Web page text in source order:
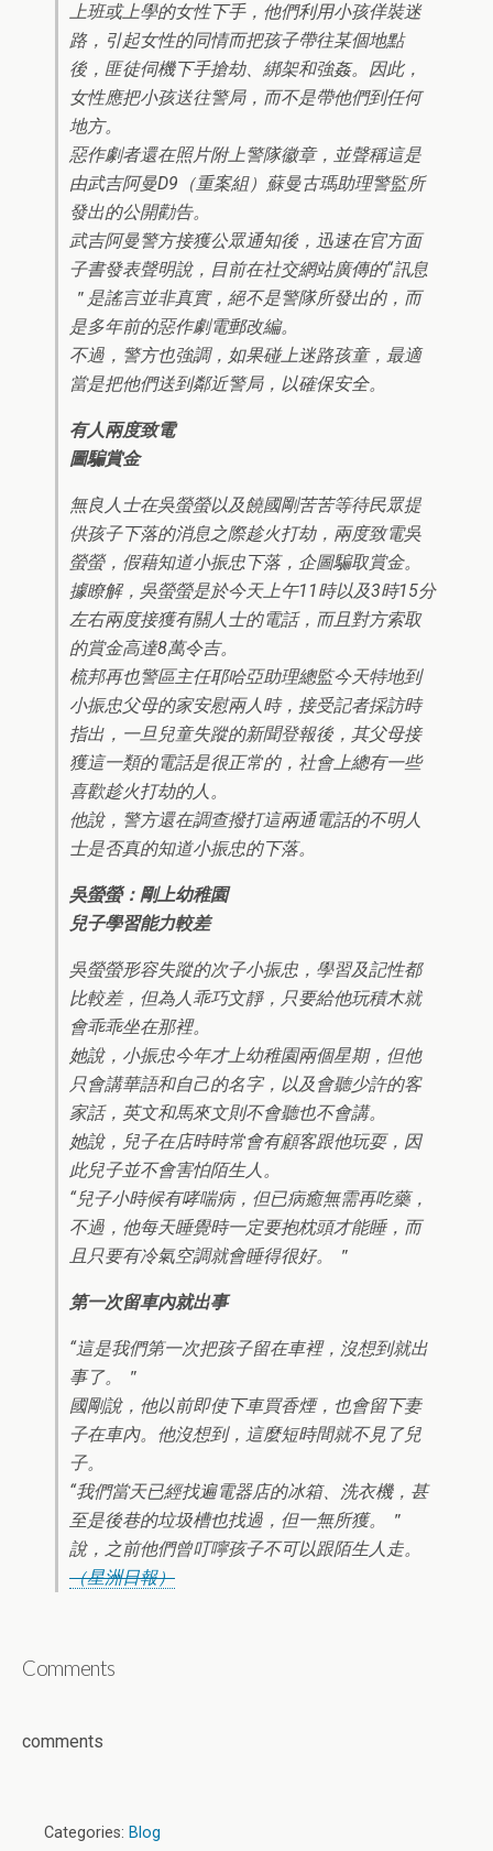
上班或上學的女性下手，他們利用小孩佯裝迷
路，引起女性的同情而把孩子帶往某個地點
後，匪徒伺機下手搶劫、綁架和強姦。因此，
女性應把小孩送往警局，而不是帶他們到任何
地方。
惡作劇者還在照片附上警隊徽章，並聲稱這是
由武吉阿曼D9（重案組）蘇曼古瑪助理警監所
發出的公開勸告。
武吉阿曼警方接獲公眾通知後，迅速在官方面
子書發表聲明說，目前在社交網站廣傳的“訊息
＂是謠言並非真實，絕不是警隊所發出的，而
是多年前的惡作劇電郵改編。
不過，警方也強調，如果碰上迷路孩童，最適
當是把他們送到鄰近警局，以確保安全。
有人兩度致電
圖騙賞金
無良人士在吳螢螢以及饒國剛苦苦等待民眾提
供孩子下落的消息之際趁火打劫，兩度致電吳
螢螢，假藉知道小振忠下落，企圖騙取賞金。
據瞭解，吳螢螢是於今天上午11時以及3時15分
左右兩度接獲有關人士的電話，而且對方索取
的賞金高達8萬令吉。
梳邦再也警區主任耶哈亞助理總監今天特地到
小振忠父母的家安慰兩人時，接受記者採訪時
指出，一旦兒童失蹤的新聞登報後，其父母接
獲這一類的電話是很正常的，社會上總有一些
喜歡趁火打劫的人。
他說，警方還在調查撥打這兩通電話的不明人
士是否真的知道小振忠的下落。
吳螢螢：剛上幼稚園
兒子學習能力較差
吳螢螢形容失蹤的次子小振忠，學習及記性都
比較差，但為人乖巧文靜，只要給他玩積木就
會乖乖坐在那裡。
她說，小振忠今年才上幼稚園兩個星期，但他
只會講華語和自己的名字，以及會聽少許的客
家話，英文和馬來文則不會聽也不會講。
她說，兒子在店時時常會有顧客跟他玩耍，因
此兒子並不會害怕陌生人。
“兒子小時候有哮喘病，但已病癒無需再吃藥，
不過，他每天睡覺時一定要抱枕頭才能睡，而
且只要有冷氣空調就會睡得很好。＂
第一次留車內就出事
“這是我們第一次把孩子留在車裡，沒想到就出
事了。＂
國剛說，他以前即使下車買香煙，也會留下妻
子在車內。他沒想到，這麼短時間就不見了兒
子。
“我們當天已經找遍電器店的冰箱、洗衣機，甚
至是後巷的垃圾槽也找過，但一無所獲。＂
說，之前他們曾叮嚀孩子不可以跟陌生人走。
（星洲日報）
Comments
comments
Categories: Blog